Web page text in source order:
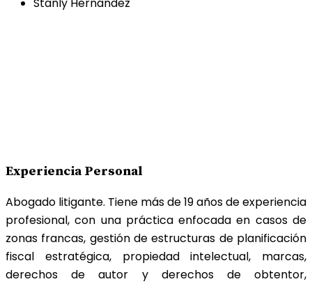
Experiencia Personal
Abogado litigante. Tiene más de 19 años de experiencia
profesional, con una práctica enfocada en casos de
zonas francas, gestión de estructuras de planificación
fiscal estratégica, propiedad intelectual, marcas,
derechos de autor y derechos de obtentor,